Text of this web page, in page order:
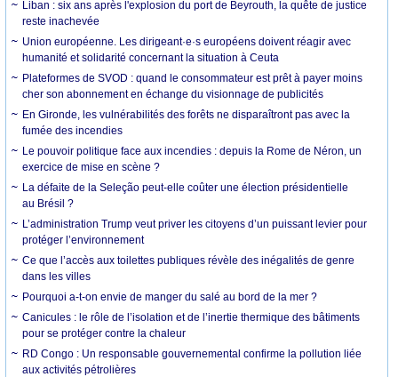
Liban : six ans après l'explosion du port de Beyrouth, la quête de justice
reste inachevée
Union européenne. Les dirigeant·e·s européens doivent réagir avec
humanité et solidarité concernant la situation à Ceuta
Plateformes de SVOD : quand le consommateur est prêt à payer moins
cher son abonnement en échange du visionnage de publicités
En Gironde, les vulnérabilités des forêts ne disparaîtront pas avec la
fumée des incendies
Le pouvoir politique face aux incendies : depuis la Rome de Néron, un
exercice de mise en scène ?
La défaite de la Seleção peut-elle coûter une élection présidentielle
au Brésil ?
L’administration Trump veut priver les citoyens d’un puissant levier pour
protéger l’environnement
Ce que l’accès aux toilettes publiques révèle des inégalités de genre
dans les villes
Pourquoi a-t-on envie de manger du salé au bord de la mer ?
Canicules : le rôle de l’isolation et de l’inertie thermique des bâtiments
pour se protéger contre la chaleur
RD Congo : Un responsable gouvernemental confirme la pollution liée
aux activités pétrolières